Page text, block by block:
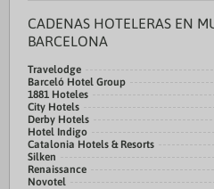
CADENAS HOTELERAS EN
BARCELONA
Travelodge
Barceló Hotel Group
1881 Hoteles
City Hotels
Derby Hotels
Hotel Indigo
Catalonia Hotels & Resorts
Silken
Renaissance
Novotel